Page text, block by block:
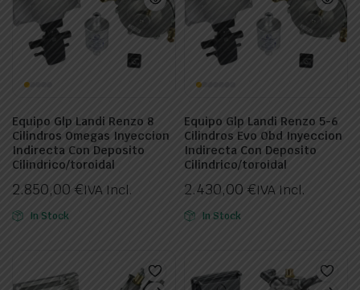
Equipo Glp Landi Renzo 8
Cilindros Omegas Inyeccion
Indirecta Con Deposito
Cilindrico/toroidal
2.850,00 €IVA Incl.
In Stock
Equipo Glp Landi Renzo 5-6
Cilindros Evo Obd Inyeccion
Indirecta Con Deposito
Cilindrico/toroidal
2.430,00 €IVA Incl.
In Stock